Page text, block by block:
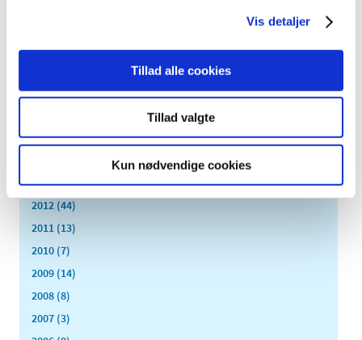
Vis detaljer
Tillad alle cookies
Tillad valgte
Kun nødvendige cookies
2019 (159)
2017 (167)
2015 (33)
2013 (49)
2012 (44)
2011 (13)
2010 (7)
2009 (14)
2008 (8)
2007 (3)